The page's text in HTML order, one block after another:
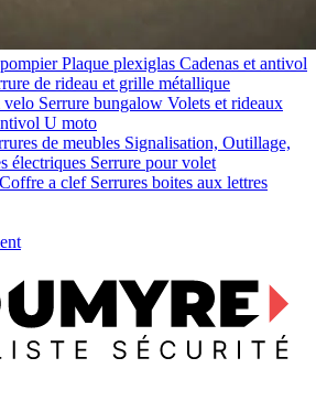
Plaque plexiglas Cadenas et antivol
de rideau et grille métallique
Serrure bungalow Volets et rideaux
U moto
de meubles Signalisation, Outillage,
électriques Serrure pour volet
Coffre a clef Serrures boites aux lettres